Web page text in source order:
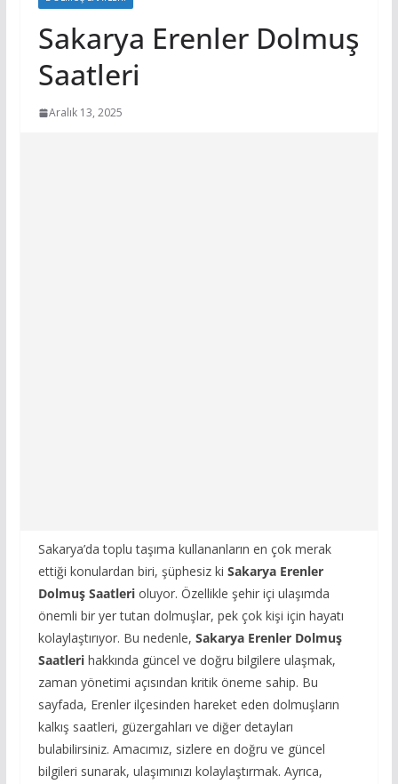
Sakarya Erenler Dolmuş
Saatleri
Aralık 13, 2025
Sakarya’da toplu taşıma kullananların en çok merak
ettiği konulardan biri, şüphesiz ki Sakarya Erenler
Dolmuş Saatlerioluyor. Özellikle şehir içi ulaşımda
önemli bir yer tutan dolmuşlar, pek çok kişi için hayatı
kolaylaştırıyor. Bu nedenle, Sakarya Erenler Dolmuş
Saatlerihakkında güncel ve doğru bilgilere ulaşmak,
zaman yönetimi açısından kritik öneme sahip. Bu
sayfada, Erenler ilçesinden hareket eden dolmuşların
kalkış saatleri, güzergahları ve diğer detayları
bulabilirsiniz. Amacımız, sizlere en doğru ve güncel
bilgileri sunarak, ulaşımınızı kolaylaştırmak. Ayrıca,